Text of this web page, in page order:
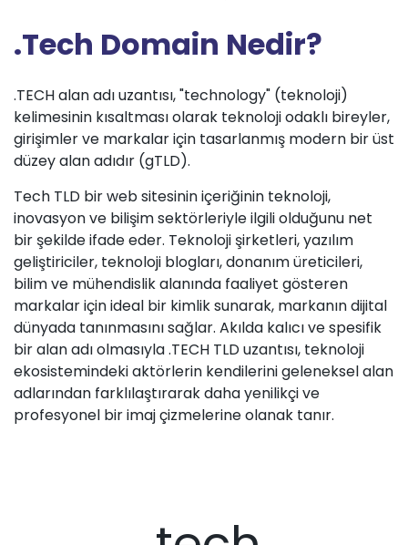
.Tech Domain Nedir?
.TECH alan adı uzantısı, "technology" (teknoloji)
kelimesinin kısaltması olarak teknoloji odaklı bireyler,
girişimler ve markalar için tasarlanmış modern bir üst
düzey alan adıdır (gTLD).
Tech TLD bir web sitesinin içeriğinin teknoloji,
inovasyon ve bilişim sektörleriyle ilgili olduğunu net
bir şekilde ifade eder. Teknoloji şirketleri, yazılım
geliştiriciler, teknoloji blogları, donanım üreticileri,
bilim ve mühendislik alanında faaliyet gösteren
markalar için ideal bir kimlik sunarak, markanın dijital
dünyada tanınmasını sağlar. Akılda kalıcı ve spesifik
bir alan adı olmasıyla .TECH TLD uzantısı, teknoloji
ekosistemindeki aktörlerin kendilerini geleneksel alan
adlarından farklılaştırarak daha yenilikçi ve
profesyonel bir imaj çizmelerine olanak tanır.